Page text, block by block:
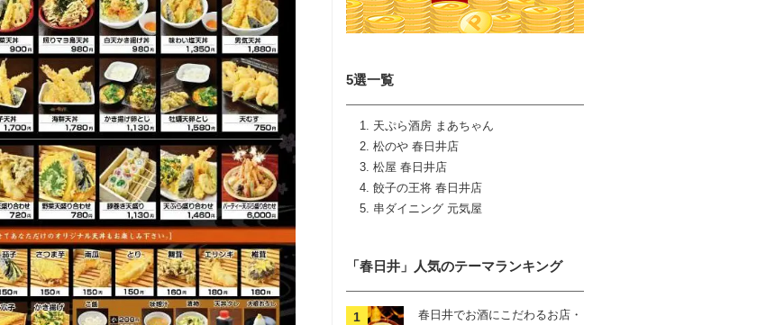
5選一覧
天ぷら酒房 まあちゃん
松のや 春日井店
松屋 春日井店
餃子の王将 春日井店
串ダイニング 元気屋
「春日井」人気のテーマランキング
春日井でお酒にこだわるお店・